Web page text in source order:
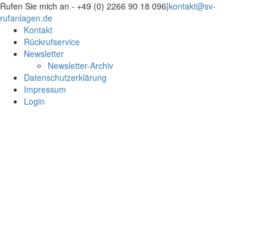
Zum
Inhalt
springen
Rufen Sie mich an - +49 (0) 2266 90 18 096|kontakt@sv-
rufanlagen.de
Kontakt
Rückrufservice
Newsletter
Newsletter-Archiv
Datenschutzerklärung
Impressum
Login